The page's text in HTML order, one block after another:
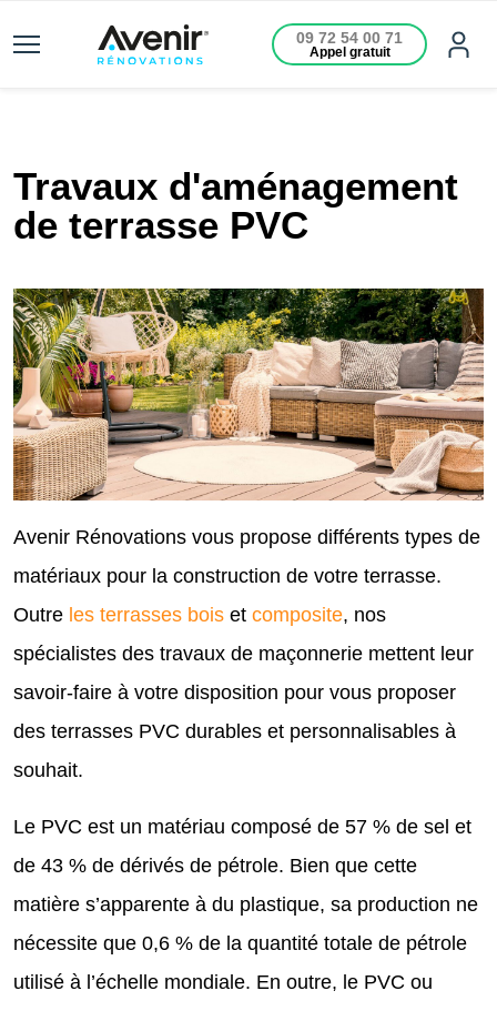
09 72 54 00 71
Appel gratuit
Travaux d'aménagement
de terrasse PVC
Avenir Rénovations vous propose différents types de
matériaux pour la construction de votre terrasse.
Outre les terrasses bois et composite, nos
spécialistes des travaux de maçonnerie mettent leur
savoir-faire à votre disposition pour vous proposer
des terrasses PVC durables et personnalisables à
souhait.
Le PVC est un matériau composé de 57 % de sel et
de 43 % de dérivés de pétrole. Bien que cette
matière s’apparente à du plastique, sa production ne
nécessite que 0,6 % de la quantité totale de pétrole
utilisé à l’échelle mondiale. En outre, le PVC ou